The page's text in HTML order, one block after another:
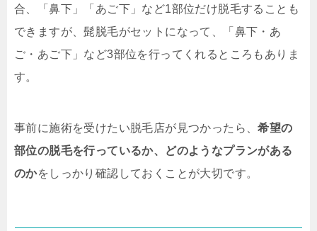
合、「鼻下」「あご下」など1部位だけ脱毛することも
できますが、髭脱毛がセットになって、「鼻下・あ
ご・あご下」など3部位を行ってくれるところもありま
す。
事前に施術を受けたい脱毛店が見つかったら、希望の
部位の脱毛を行っているか、どのようなプランがある
のかをしっかり確認しておくことが大切です。